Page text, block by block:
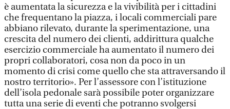
è aumentata la sicurezza e la vivibilità per i cittadini
che frequentano la piazza, i locali commerciali pare
abbiano rilevato, durante la sperimentazione, una
crescita del numero dei clienti, addirittura qualche
esercizio commerciale ha aumentato il numero dei
propri collaboratori, cosa non da poco in un
momento di crisi come quello che sta attraversando il
nostro territorio». Per l’assessore con l’istituzione
dell’isola pedonale sarà possibile poter organizzare
tutta una serie di eventi che potranno svolgersi